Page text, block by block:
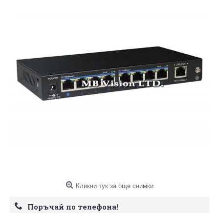
Кликни тук за още снимки
Поръчай по телефона!